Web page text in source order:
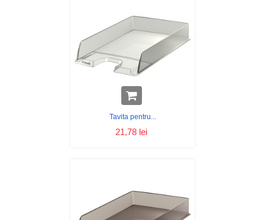
Tavita pentru...
21,78 lei